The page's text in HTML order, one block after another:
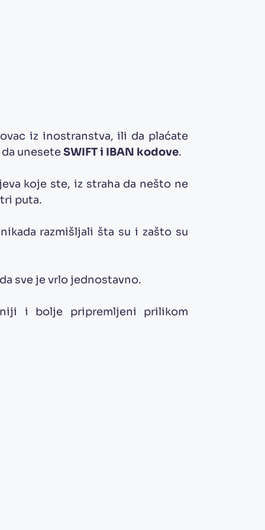
iz inostranstva, ili da plaćate
da uneseteSWIFT i IBAN kodove.
koje ste, iz straha da nešto ne
puta.
razmišljali šta su i zašto su
sve je vrlo jednostavno.
i bolje pripremljeni prilikom